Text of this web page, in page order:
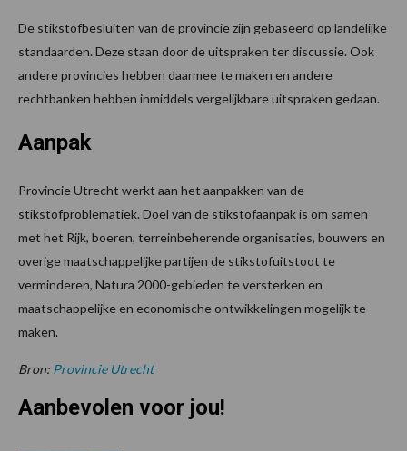
De stikstofbesluiten van de provincie zijn gebaseerd op landelijke
standaarden. Deze staan door de uitspraken ter discussie. Ook
andere provincies hebben daarmee te maken en andere
rechtbanken hebben inmiddels vergelijkbare uitspraken gedaan.
Aanpak
Provincie Utrecht werkt aan het aanpakken van de
stikstofproblematiek. Doel van de stikstofaanpak is om samen
met het Rijk, boeren, terreinbeherende organisaties, bouwers en
overige maatschappelijke partijen de stikstofuitstoot te
verminderen, Natura 2000-gebieden te versterken en
maatschappelijke en economische ontwikkelingen mogelijk te
maken.
Bron: Provincie Utrecht
Aanbevolen voor jou!